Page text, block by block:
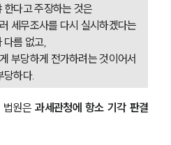
한다고 주장하는 것은
세무조사를 다시 실시하겠다는
다름 없고,
부당하게 전가하려는 것이어서
당하다.
법원은 과세관청에 항소 기각 판결